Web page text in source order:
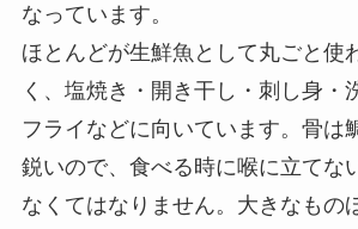
なっています。
ほとんどが生鮮魚として丸ごと使
く、塩焼き・開き干し・刺し身・
フライなどに向いています。骨は
鋭いので、食べる時に喉に立てな
なくてはなりません。大きなもの